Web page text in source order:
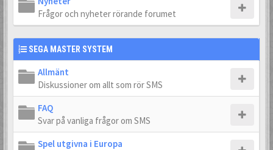
Frågor och nyheter rörande forumet
SEGA MASTER SYSTEM
Allmänt
Diskussioner om allt som rör SMS
FAQ
Svar på vanliga frågor om SMS
Spel utgivna i Europa